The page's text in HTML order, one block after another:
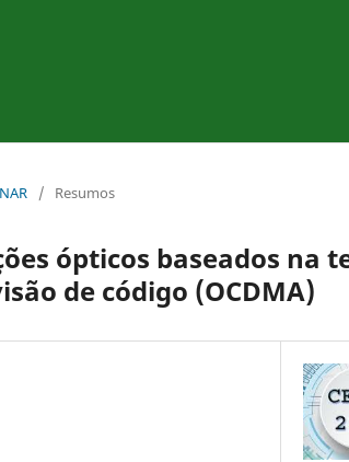
/ Resumos
ópticos baseados na
de código (OCDMA)